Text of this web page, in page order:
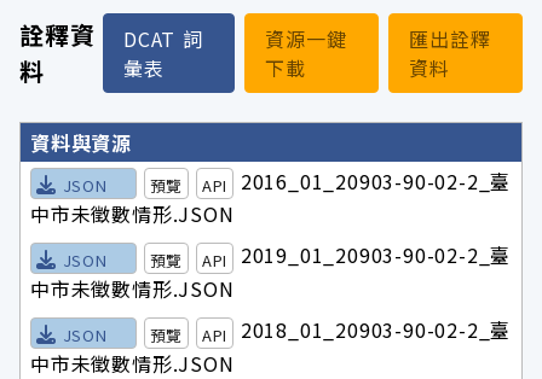
詮釋資
料
DCAT 詞
彙表
資源一鍵
下載
匯出詮釋
資料
詮釋資料詳細內容
資料與資源
JSON 預覽 API
2016_01_20903-90-02-2_臺
中市未徵數情形.JSON
JSON 預覽 API
2019_01_20903-90-02-2_臺
中市未徵數情形.JSON
JSON 預覽 API
2018_01_20903-90-02-2_臺
中市未徵數情形.JSON